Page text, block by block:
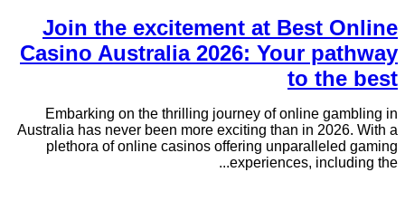
Join the excitement at Best Online
Casino Australia 2026: Your pathway
to the best
Embarking on the thrilling journey of online gambling in
Australia has never been more exciting than in 2026. With a
plethora of online casinos offering unparalleled gaming
experiences, including the...